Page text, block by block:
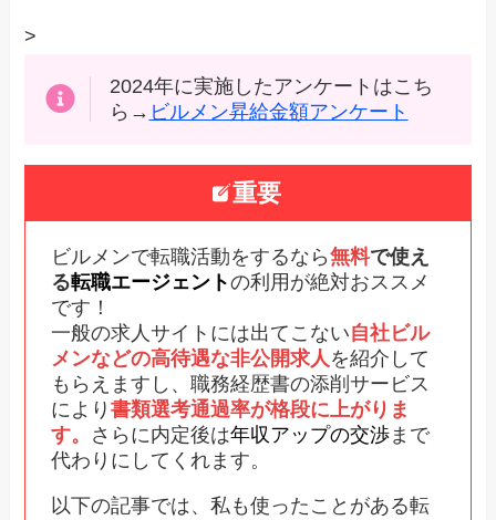
>
2024年に実施したアンケートはこち
ら→ ビルメン昇給金額アンケート
重要
ビルメンで転職活動をするなら無料で使え
る転職エージェントの利用が絶対おススメ
です！
一般の求人サイトには出てこない自社ビル
メンなどの高待遇な非公開求人 を紹介して
もらえますし、職務経歴書の添削サービス
により 書類選考通過率が格段に上がりま
す。
さらに内定後は年収アップの交渉まで
代わりにしてくれます。
以下の記事では、私も使ったことがある転